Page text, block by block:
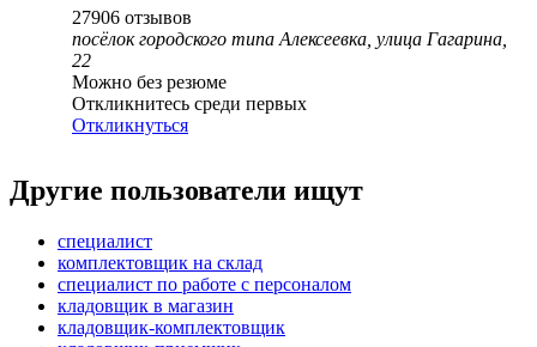
27906 отзывов
посёлок городского типа Алексеевка, улица Гагарина,
22
Можно без резюме
Откликнитесь среди первых
Откликнуться
Другие пользователи ищут
специалист
комплектовщик на склад
специалист по работе с персоналом
кладовщик в магазин
кладовщик-комплектовщик